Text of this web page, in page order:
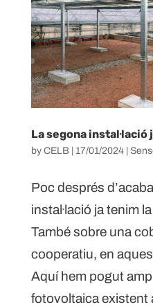
La segona instal·lació
by CELB 17/01/2024|
Poc després
instal·lació ja tenim
També sobre una
cooperatiu, en
Aquí hem pogut
fotovoltaica existent